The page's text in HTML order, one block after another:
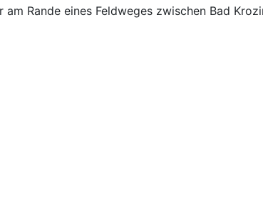
am Rande eines Feldweges zwischen Bad